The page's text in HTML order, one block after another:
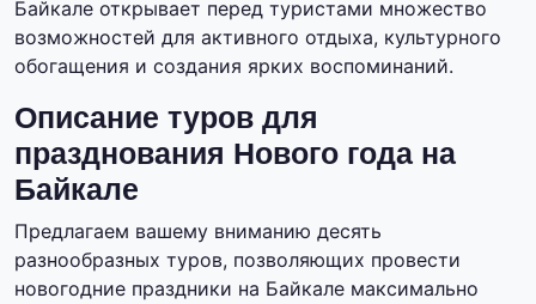
Байкале открывает перед туристами множество
возможностей для активного отдыха, культурного
обогащения и создания ярких воспоминаний.
Описание туров для
празднования Нового года на
Байкале
Предлагаем вашему вниманию десять
разнообразных туров, позволяющих провести
новогодние праздники на Байкале максимально